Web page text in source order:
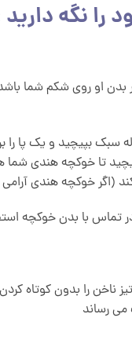
را نگه دارید
بدن او روی شکم شما
بپیچید و یک پا را
تا خوکچه هندی
(اگر خوکچه هندی
تماس با بدن خوکچه
ناخن را بدون کوتاه
رساند